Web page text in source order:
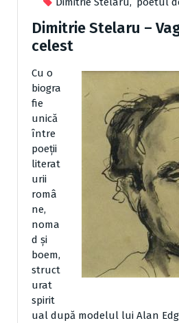
Dimitrie Stelaru –
celest
Cu o
biogra
fie
unică
între
poeţii
literat
urii
româ
ne,
noma
d şi
boem,
struct
urat
spirit
ual după modelul lui Alan